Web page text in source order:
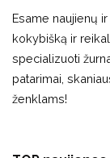
Esame naujienų
kokybišką ir
specializuoti
patarimai,
ženklams!